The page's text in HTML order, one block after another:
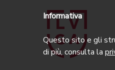
Informativa
Questo sito e gli
di più, consulta la